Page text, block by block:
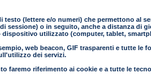
testo (lettere e/o numeri) che permettono al
sessione) o in seguito, anche a distanza di
utilizzato (computer, tablet,
web beacon, GIF trasparenti e tutte
dei servizi.
faremo riferimento ai cookie e a tutte le